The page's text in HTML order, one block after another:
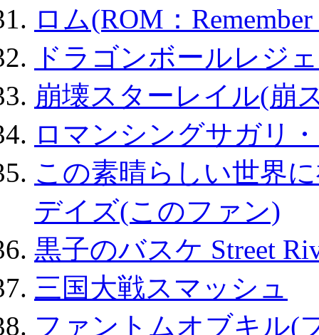
ロム(ROM：
ドラゴンボールレジ
崩壊スターレイル(崩
ロマンシングサガリ
この素晴らしい世界
デイズ(このファン)
黒子のバスケ Street
三国大戦スマッシュ
ファントムオブキル(